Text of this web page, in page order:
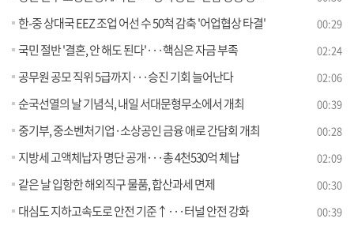
한-중 상대국 EEZ 조업 어선 수 50척 감축 '어업협상 타결' 00:29
국민 절반 '결혼, 안 해도 된다'···핵심은 자금 부족 02:24
공무원 공모 직위 5급까지···승진 기회 늘어난다 02:06
순국선열의 날 기념식, 내일 서대문형무소에서 개최 00:39
중기부, 중소벤처기업·소상공인 금융 애로 간담회 개최 00:28
지방세 고액체납자 명단 공개···총 4천530억 체납 02:09
같은 날 입항한 해외직구 물품, 합산과세 면제 00:30
대심도 지하고속도로 안전 기준↑···터널 안전 강화 00:39